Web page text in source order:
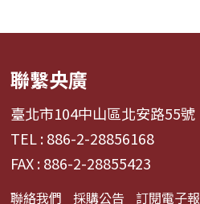
聯繫央廣
臺北市104中山區北安路55號
TEL : 886-2-28856168
FAX : 886-2-28855423
聯絡我們 採購公告 訂閱電子報